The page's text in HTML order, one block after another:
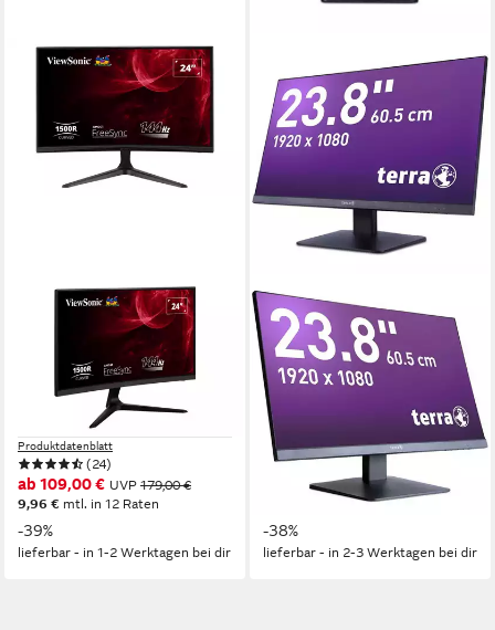
VIEWSONIC
VX2418C (VS19012) Curved-
Gaming-Monitor
60 cm/ 24 Zoll Diagonale
1920 x 1080 px, Full HD
Reaktionszeit
Produktdatenblatt
(24)
ab 109,00 € UVP 179,00 €
9,96 € mtl. in 12 Raten
-39%
lieferbar - in 1-2 Werktagen bei dir
TERRA
TERRA LCD 2448W V3
schwarz HDMI DP USB-C
GREENLINE PLUS LCD-
Monitor
60.5 cm/ 23.8 Zoll
Produktdatenblatt
ab 129,80 € UVP 209,00 €
mtl. in 12 Raten
-38%
lieferbar - in 2-3 Werktagen bei dir